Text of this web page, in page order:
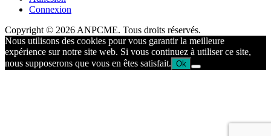
Connexion
Copyright © 2026 ANPCME. Tous droits réservés.
Nous utilisons des cookies pour vous garantir la meilleure
expérience sur notre site web. Si vous continuez à utiliser ce site,
nous supposerons que vous en êtes satisfait. Ok